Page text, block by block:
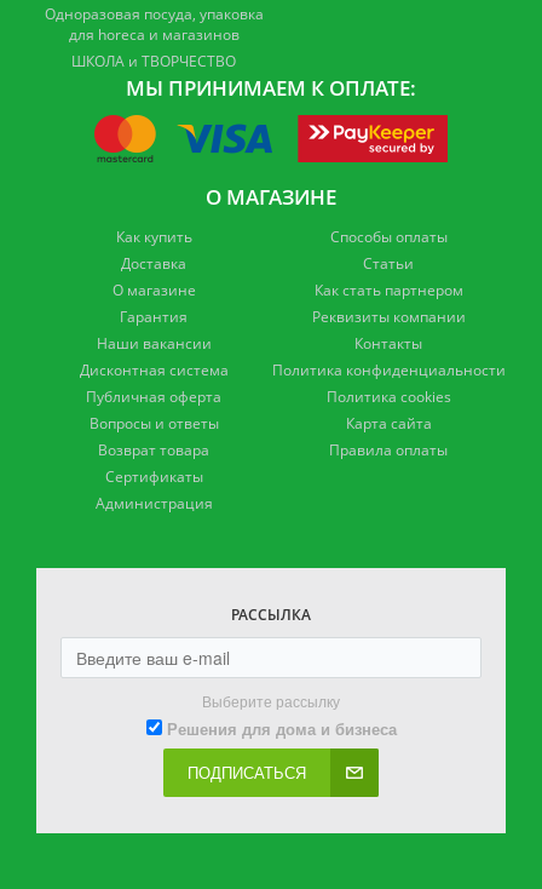
Одноразовая посуда, упаковка
для horeca и магазинов
ШКОЛА и ТВОРЧЕСТВО
МЫ ПРИНИМАЕМ К ОПЛАТЕ:
О МАГАЗИНЕ
Как купить
Доставка
О магазине
Гарантия
Наши вакансии
Дисконтная система
Публичная оферта
Вопросы и ответы
Возврат товара
Сертификаты
Администрация
Способы оплаты
Статьи
Как стать партнером
Реквизиты компании
Контакты
Политика конфиденциальности
Политика cookies
Карта сайта
Правила оплаты
РАССЫЛКА
Выберите рассылку
Решения для дома и бизнеса
ПОДПИСАТЬСЯ